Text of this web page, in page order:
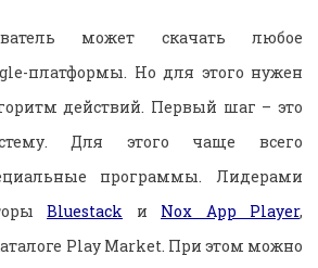
может скачать любое
платформы. Но для этого нужен
действий. Первый шаг – это
Для этого чаще всего
программы. Лидерами
Bluestack и Nox App Player,
Play Market. При этом можно